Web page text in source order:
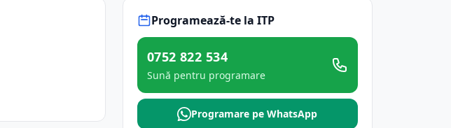
Programează-te la ITP
0752 822 534
Sună pentru programare
Programare pe WhatsApp